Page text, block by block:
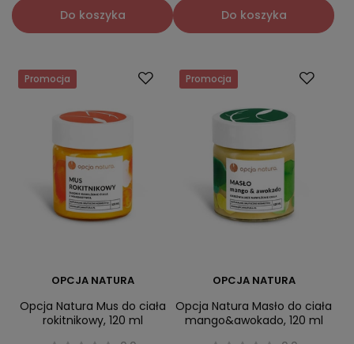
Do koszyka Do koszyka
Promocja
OPCJA NATURA
Opcja Natura Mus do ciała
rokitnikowy, 120 ml
Promocja
OPCJA NATURA
Opcja Natura Masło do ciała
mango&awokado, 120 ml